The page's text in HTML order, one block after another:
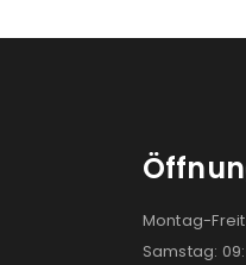
Montag-
Samstag: